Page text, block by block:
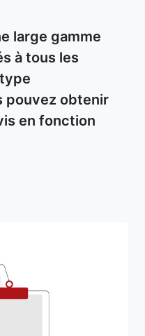
large gamme
à tous les
pouvez obtenir
en fonction